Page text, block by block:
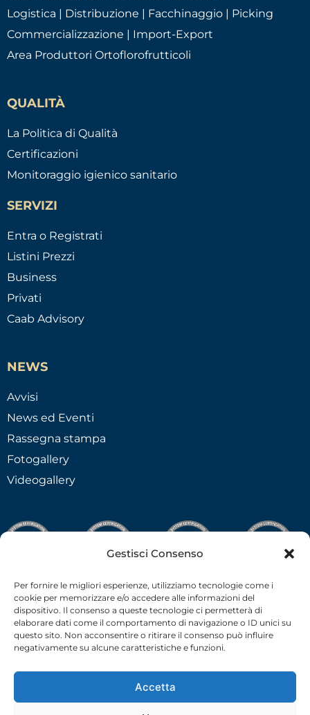
Gestisci Consenso
Per fornire le migliori esperienze, utilizziamo tecnologie come i
cookie per memorizzare e/o accedere alle informazioni del
dispositivo. Il consenso a queste tecnologie ci permetterà di
elaborare dati come il comportamento di navigazione o ID unici su
questo sito. Non acconsentire o ritirare il consenso può influire
negativamente su alcune caratteristiche e funzioni.
Accetta
Logistica | Distribuzione | Facchinaggio | Picking
Commercializzazione | Import-Export
Area Produttori Ortoflorofrutticoli
QUALITÀ
La Politica di Qualità
Certificazioni
Monitoraggio igienico sanitario
SERVIZI
Entra o Registrati
Listini Prezzi
Business
Privati
Caab Advisory
NEWS
Avvisi
News ed Eventi
Rassegna stampa
Fotogallery
Videogallery